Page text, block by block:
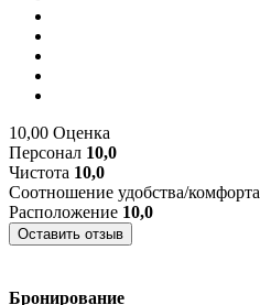
10,00 Оценка
Персонал 10,0
Чистота 10,0
Соотношение удобства/комфорта
Расположение 10,0
Оставить отзыв
Бронирование